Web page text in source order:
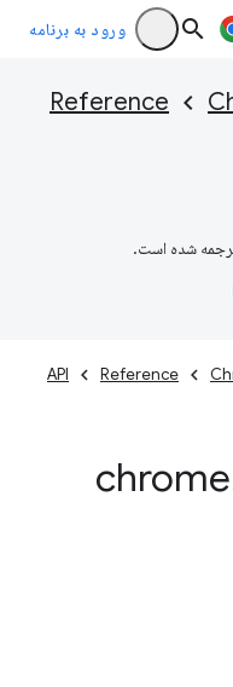
ورود به برنامه
Reference
شده است.
Reference
API
chrome